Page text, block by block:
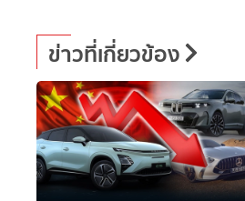
ข่าวที่เกี่ยวข้อง